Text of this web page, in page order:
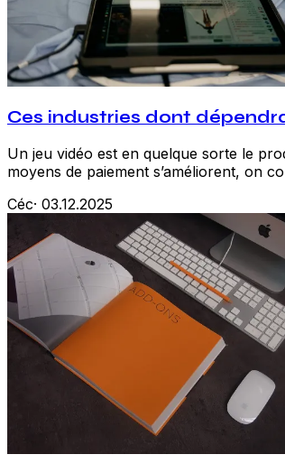
Ces industries dont
Un jeu vidéo est en quelque sorte le
moyens de paiement s’améliorent, on
Céc· 03.12.2025